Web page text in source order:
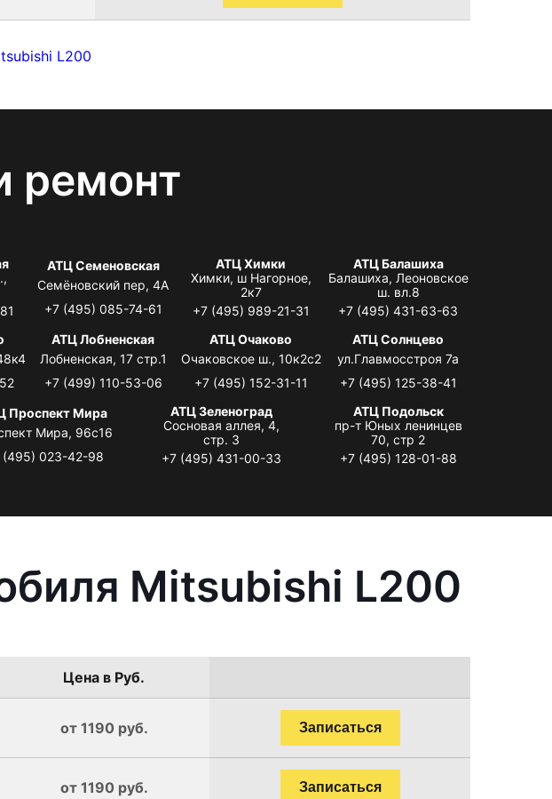
L200
ремонт
АТЦ Семеновская
Семёновский пер, 4А
+7 (495) 085-74-61
АТЦ Химки
Химки, ш Нагорное,
2к7
+7 (495) 989-21-31
АТЦ Балашиха
Балашиха, Леоновское
ш. вл.8
+7 (495) 431-63-63
АТЦ Лобненская
Лобненская, 17 стр.1
+7 (499) 110-53-06
АТЦ Очаково
Очаковское ш., 10к2с2
+7 (495) 152-31-11
АТЦ Солнцево
ул.Главмосстроя 7а
+7 (495) 125-38-41
Проспект Мира
Мира, 96с16
(495) 023-42-98
АТЦ Зеленоград
Сосновая аллея, 4,
стр. 3
+7 (495) 431-00-33
АТЦ Подольск
пр-т Юных ленинцев
70, стр 2
+7 (495) 128-01-88
Mitsubishi L200
Цена в Руб.
от 1190 руб. Записаться
от 1190 руб. Записаться